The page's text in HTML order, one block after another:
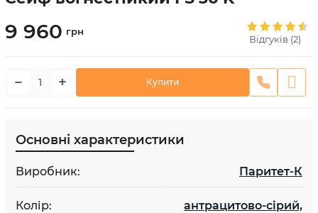
9 960 грн
Відгуків (2)
− + Купити
Основні характеристики
Виробник: Паритет-К
Колір:
антрацитово-сірий,